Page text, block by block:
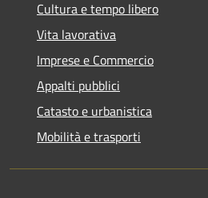
Cultura e tempo libero
Vita lavorativa
Imprese e Commercio
Appalti pubblici
Catasto e urbanistica
Mobilità e trasporti